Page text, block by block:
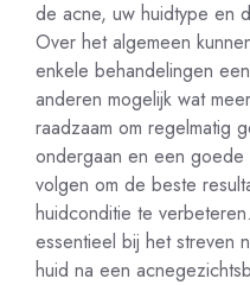
de acne, uw huidtype en
Over het algemeen
enkele behandelingen
anderen mogelijk wat
raadzaam om regelmatig
ondergaan en een goede
volgen om de beste
huidconditie te
essentieel bij het streven
huid na een